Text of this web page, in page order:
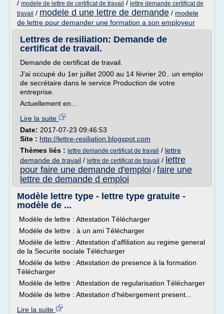
/ modele de lettre de certificat de travail / lettre demande certificat de
travail / modele d une lettre de demande / modele
de lettre pour demander une formation a son employeur
Lettres de resiliation: Demande de
certificat de travail.
Demande de certificat de travail.
J'ai occupé du 1er juillet 2000 au 14 février 20.. un emploi
de secrétaire dans le service Production de votre
entreprise.
Actuellement en...
Lire la suite
Date: 2017-07-23 09:46:53
Site : http://lettre-resiliation.blogspot.com
Thèmes liés : lettre demande certificat de travail / lettre
demande de travail / lettre de certificat de travail / lettre
pour faire une demande d'emploi / faire une
lettre de demande d emploi
Modèle lettre type - lettre type gratuite -
modèle de ...
Modèle de lettre : Attestation Télécharger
Modèle de lettre : à un ami Télécharger
Modèle de lettre : Attestation d'affiliation au regime general
de la Securite sociale Télécharger
Modèle de lettre : Attestation de presence à la formation
Télécharger
Modèle de lettre : Attestation de regularisation Télécharger
Modèle de lettre : Attestation d'hébergement present...
Lire la suite